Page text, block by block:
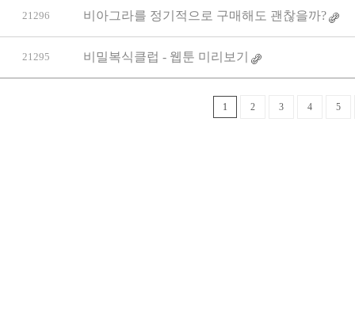
21296 비아그라를 정기적으로 구매해도 괜찮을까?
21295 비밀복식클럽 - 웹툰 미리보기
1 2 3 4 5